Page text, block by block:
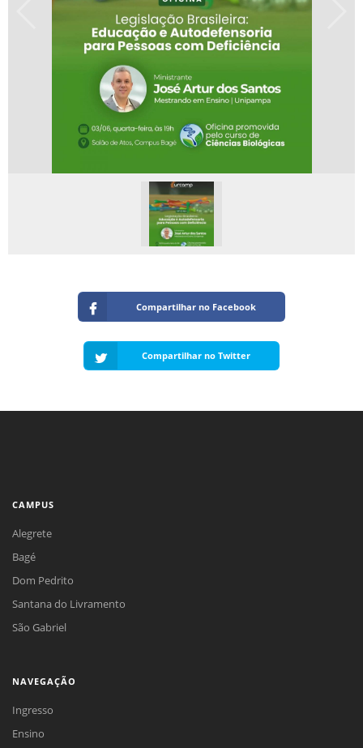
Compartilhar no Facebook
Compartilhar no Twitter
CAMPUS
Alegrete
Bagé
Dom Pedrito
Santana do Livramento
São Gabriel
NAVEGAÇÃO
Ingresso
Ensino